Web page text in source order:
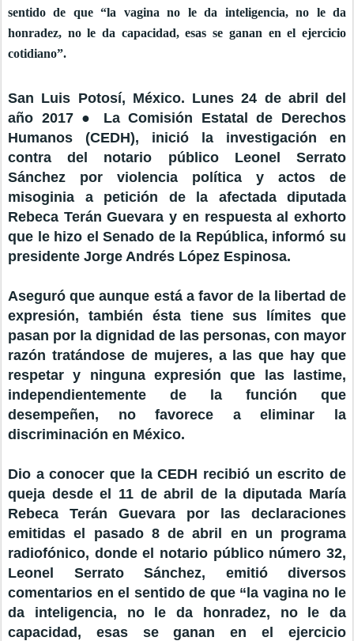
sentido de que “la vagina no le da inteligencia, no le da
honradez, no le da capacidad, esas se ganan en el ejercicio
cotidiano”.
San Luis Potosí, México. Lunes 24 de abril del
año 2017 ● La Comisión Estatal de Derechos
Humanos (CEDH), inició la investigación en
contra del notario público Leonel Serrato
Sánchez por violencia política y actos de
misoginia a petición de la afectada diputada
Rebeca Terán Guevara y en respuesta al exhorto
que le hizo el Senado de la República, informó su
presidente Jorge Andrés López Espinosa.
Aseguró que aunque está a favor de la libertad de
expresión, también ésta tiene sus límites que
pasan por la dignidad de las personas, con mayor
razón tratándose de mujeres, a las que hay que
respetar y ninguna expresión que las lastime,
independientemente de la función que
desempeñen, no favorece a eliminar la
discriminación en México.
Dio a conocer que la CEDH recibió un escrito de
queja desde el 11 de abril de la diputada María
Rebeca Terán Guevara por las declaraciones
emitidas el pasado 8 de abril en un programa
radiofónico, donde el notario público número 32,
Leonel Serrato Sánchez, emitió diversos
comentarios en el sentido de que “la vagina no le
da inteligencia, no le da honradez, no le da
capacidad, esas se ganan en el ejercicio